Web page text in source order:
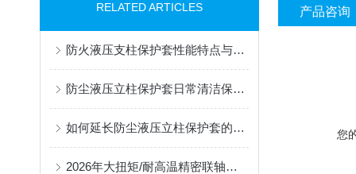
RELATED ARTICLES
防火液压支柱保护套性能特点与阻燃防护应用
防尘液压立柱保护套日常清洁保养与更换规范
如何延长防尘液压立柱保护套的使用寿命？
2026年大扭矩/耐高温精密联轴器定制找哪家？能实现精准定制的优质厂家盘点
产品咨询
您